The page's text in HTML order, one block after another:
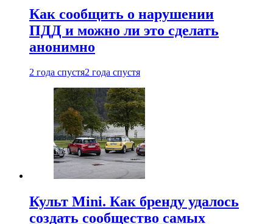
Как сообщить о нарушении
ПДД и можно ли это сделать
анонимно
2 года спустя2 года спустя
Культ Mini. Как бренду удалось
создать сообщество самых